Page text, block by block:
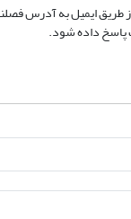
طریق ایمیل به آدرس
پاسخ داده شود.